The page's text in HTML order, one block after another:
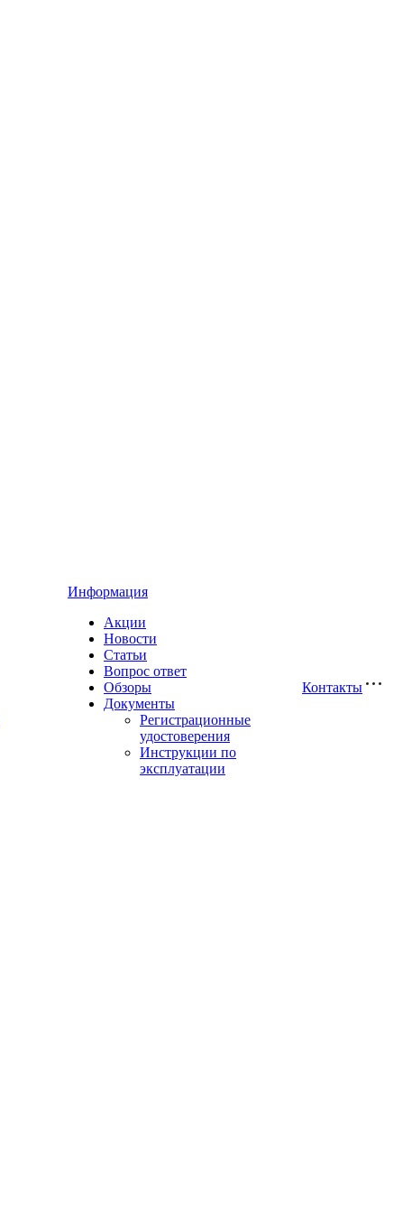
Информация
Акции
Новости
Статьи
Вопрос ответ
Обзоры
Документы
Регистрационные
удостоверения
Инструкции по
эксплуатации
Контакты